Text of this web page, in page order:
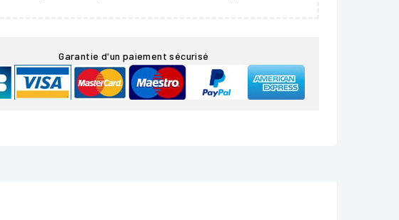
Garantie d'un paiement sécurisé